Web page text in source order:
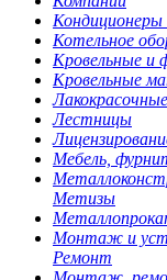
Котельное
Кровельные и
Кровельные
Лестницы
Мебель,
Метизы
Монтаж и
Ремонт